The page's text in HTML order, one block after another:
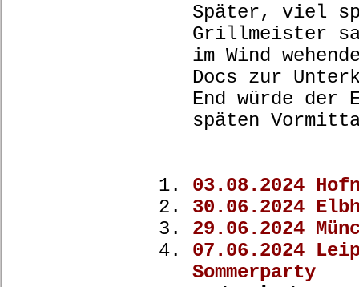
Später, viel
Grillmeister
im Wind
Docs zur
End würde der
späten
03.08.2024
30.06.2024
29.06.2024
07.06.2024
Sommerparty